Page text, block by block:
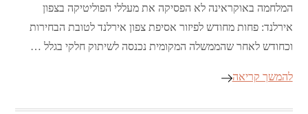
המלחמה באוקראינה לא הפסיקה את מעללי הפוליטיקה בצפון
אירלנד: פחות מחודש לפיזור אסיפת צפון אירלנד לטובת הבחירות
וכחודש לאחר שהממשלה המקומית נכנסה לשיתוק חלקי בגלל …
להמשך קריאה